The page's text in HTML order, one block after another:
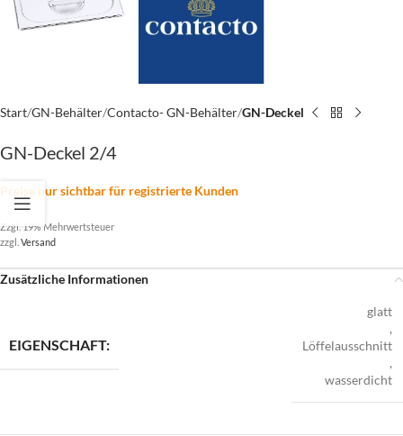
Start GN-Behälter Contacto- GN-Behälter GN-Deckel
GN-Deckel 2/4
Preise nur sichtbar für registrierte Kunden
Zzgl. 19% Mehrwertsteuer
zzgl. Versand
Zusätzliche Informationen
EIGENSCHAFT:
glatt
,
Löffelausschnitt
,
wasserdicht